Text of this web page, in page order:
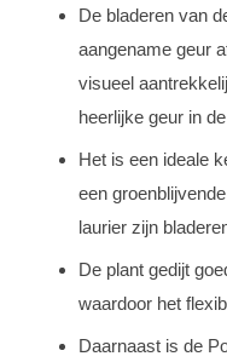
De bladeren van
aangename geur
visueel
heerlijke geur in
Het is een ideale
een
laurier zijn
De plant gedijt
waardoor het
Daarnaast is de